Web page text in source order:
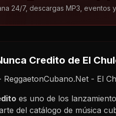
24/7, descargas MP3,
Credito de El
ReggaetonCubano.Net - El
es uno de los
del catálogo de música